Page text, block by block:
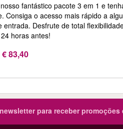
fantástico pacote 3 em 1 e
Consiga o acesso mais rápido a
entrada. Desfrute de total
horas antes!
€ 83,40
para receber